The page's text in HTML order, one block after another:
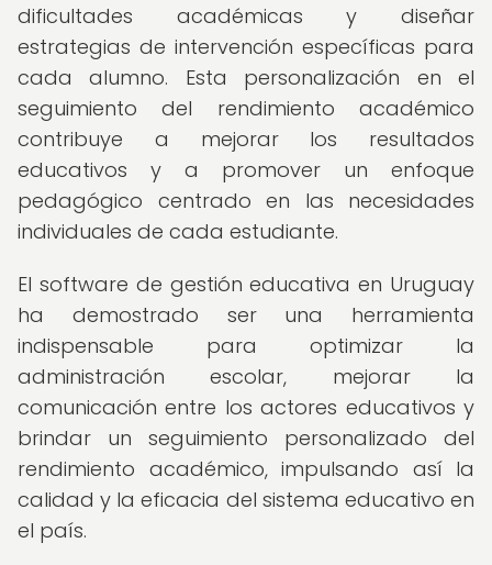
dificultades académicas y diseñar
estrategias de intervención específicas para
cada alumno. Esta personalización en el
seguimiento del rendimiento académico
contribuye a mejorar los resultados
educativos y a promover un enfoque
pedagógico centrado en las necesidades
individuales de cada estudiante.
El software de gestión educativa en Uruguay
ha demostrado ser una herramienta
indispensable para optimizar la
administración escolar, mejorar la
comunicación entre los actores educativos y
brindar un seguimiento personalizado del
rendimiento académico, impulsando así la
calidad y la eficacia del sistema educativo en
el país.